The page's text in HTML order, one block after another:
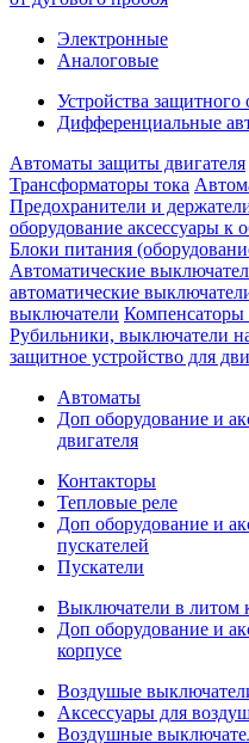
Электронные
Аналоговые
Устройства защитного
Дифференциальные
Автоматы защиты двигателя
Трансформаторы тока
Предохранители и
оборудование аксессуары к
Блоки питания
Автоматические
автоматические
выключатели Компенсаторы
Рубильники, выключатели
защитное устройство для
Автоматы
Доп оборудование и
двигателя
Контакторы
Тепловые реле
Доп оборудование и
пускателей
Пускатели
Выключатели в литом
Доп оборудование и
корпусе
Воздушые
Аксессуары для
Воздушные